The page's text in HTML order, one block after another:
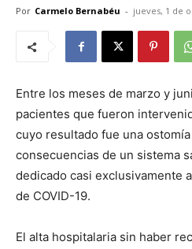
Por Carmelo Bernabéu - jueves, 1 de
Entre los meses de marzo y
pacientes que fueron
cuyo resultado fue una
consecuencias de un sistema
dedicado casi exclusivamente
de COVID-19.
El alta hospitalaria sin haber